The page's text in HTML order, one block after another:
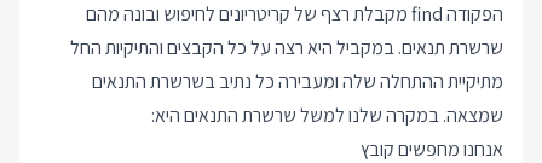
הפקודה find מקבלת רצף של קריטריונים לחיפוש ובונה מהם
שרשרת תנאים. במקביל היא רצה על כל הקבצים והתיקיות החל
מתיקיית ההתחלה שלה ומעבירה כל נתיב בשרשרת התנאים
שמצאה. במקרה שלנו למשל שרשרת התנאים היא:
אנחנו מחפשים קובץ